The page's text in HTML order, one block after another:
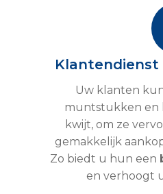
Uw klanten
muntstukken en
kwijt, om ze
gemakkelijk
Zo biedt u hun een
en verhoogt